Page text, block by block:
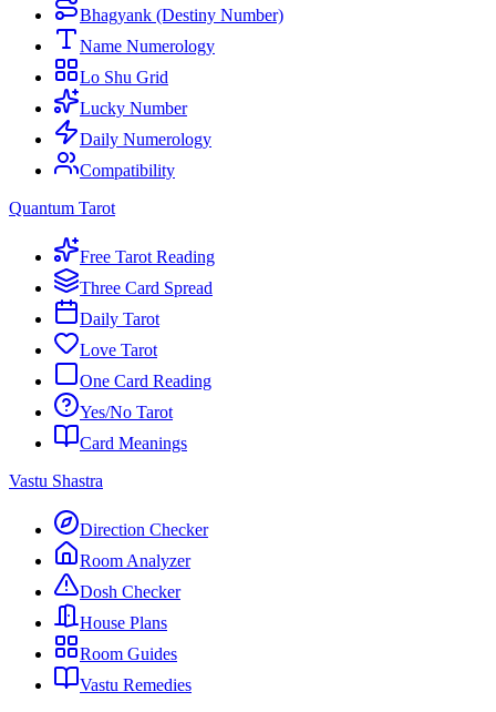
Bhagyank (Destiny Number)
Name Numerology
Lo Shu Grid
Lucky Number
Daily Numerology
Compatibility
Quantum Tarot
Free Tarot Reading
Three Card Spread
Daily Tarot
Love Tarot
One Card Reading
Yes/No Tarot
Card Meanings
Vastu Shastra
Direction Checker
Room Analyzer
Dosh Checker
House Plans
Room Guides
Vastu Remedies